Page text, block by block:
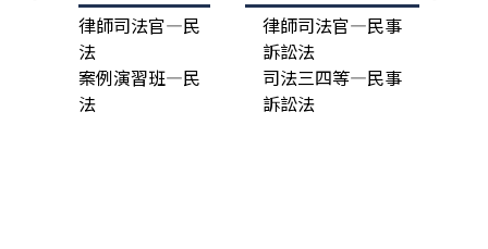
律師司法官—民
法
案例演習班—民
法
律師司法官—民事
訴訟法
司法三四等—民事
訴訟法